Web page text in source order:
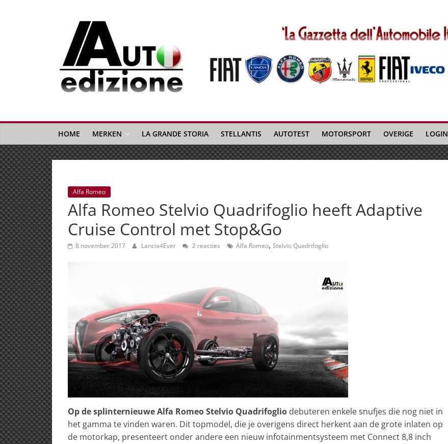
Auto
Edizione
La
Gazetta
dell'Automobile
Italiana
|
Italiaans
autonieuws
&
lifestyle
HOME MERKEN LA GRANDE STORIA STELLANTIS AUTOTEST MOTORSPORT OVERIGE LOGIN
Alfa Romeo
Alfa Romeo Stelvio Quadrifoglio heeft Adaptive
Cruise Control met Stop&Go
8 november 2017 Lancia4Ever 2 reacties Alfa Romeo, Stelvio Quadrifoglio
Op de splinternieuwe Alfa Romeo Stelvio Quadrifoglio debuteren enkele snufjes die nog niet in
het gamma te vinden waren. Dit topmodel, die je overigens direct herkent aan de grote inlaten op
de motorkap, presenteert onder andere een nieuw infotainmentsysteem met Connect 8,8 inch